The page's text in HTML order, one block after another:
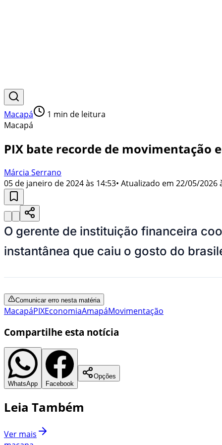
Macapá 1 min de leitura
Macapá
PIX bate recorde de movimentação
Márcia Serrano
05 de janeiro de 2024 às 14:53• Atualizado em 22/05/2026
O gerente de instituição financeira
instantânea que caiu o gosto do
Comunicar erro nesta matéria
MacapáPIXEconomiaAmapáMovimentação
Compartilhe esta notícia
WhatsApp Facebook
Opções
Leia Também
Ver mais